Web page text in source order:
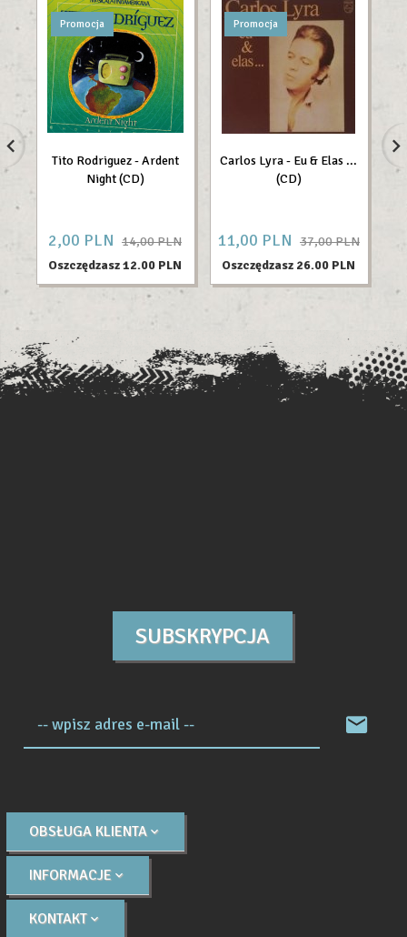
Promocja
Tito Rodriguez - Ardent
Night (CD)
2,00 PLN 14,00 PLN
Oszczędzasz 12.00 PLN
Promocja
Carlos Lyra - Eu & Elas ...
(CD)
11,00 PLN 37,00 PLN
Oszczędzasz 26.00 PLN
SUBSKRYPCJA
-- wpisz adres e-mail --
OBSŁUGA KLIENTA
INFORMACJE
KONTAKT